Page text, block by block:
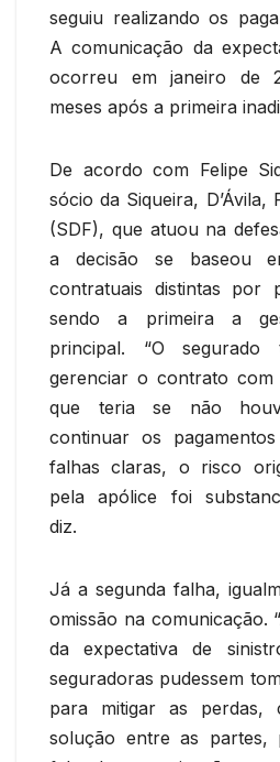
seguiu realizando os
A comunicação da
ocorreu em janeiro de
meses após a primeira
De acordo com Felipe
sócio da Siqueira, D’Ávila,
(SDF), que atuou na
a decisão se baseou
contratuais distintas por
sendo a primeira a
principal. “O
gerenciar o contrato com
que teria se não
continuar os
falhas claras, o risco
pela apólice foi
diz.
Já a segunda falha,
omissão na comunicação.
da expectativa de
seguradoras pudessem
para mitigar as perdas,
solução entre as partes,